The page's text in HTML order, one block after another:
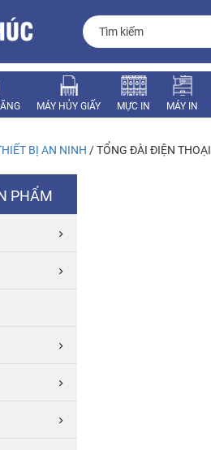
MÁY HỦY GIẤY MỰC IN MÁY IN
LINH KIỆNBỊ AN NINH / TỔNG ĐÀI ĐIỆN THOẠI
PHẨM